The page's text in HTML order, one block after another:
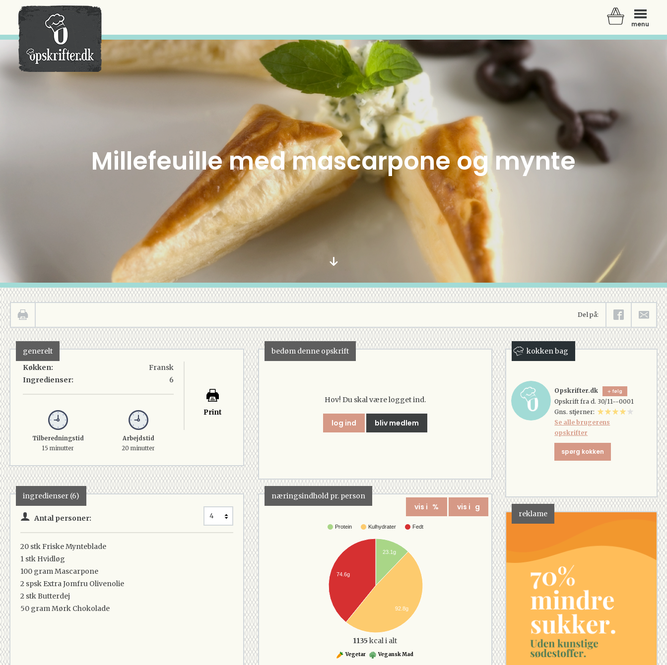
menu
Der er ingen varer i din kurv.
Millefeuille med mascarpone og mynte
Del på:
generelt
Køkken:
Ingredienser:
Fransk
6
Tilberedningstid
15 minutter
Arbejdstid
20 minutter
Print
bedøm denne opskrift
Hov! Du skal være logget ind.
log ind bliv medlem
ingredienser (6)
Antal personer:
20 stkFriske Mynteblade
1 stk Hvidløg
100 gramMascarpone
2 spsk Extra Jomfru Olivenolie
2 stkButterdej
50 gramMørk Chokolade
næringsindhold pr. person
vis i % vis i g
Protein Kulhydrater Fedt
23.1g
74.6g
92.8g
1135 kcal i alt
Vegetar Vegansk Mad
kokken bag
Opskrifter.dk følg
Opskrift fra d. 30/11--0001
Gns. stjerner:
Se alle brugerens
opskrifter
spørg kokken
reklame